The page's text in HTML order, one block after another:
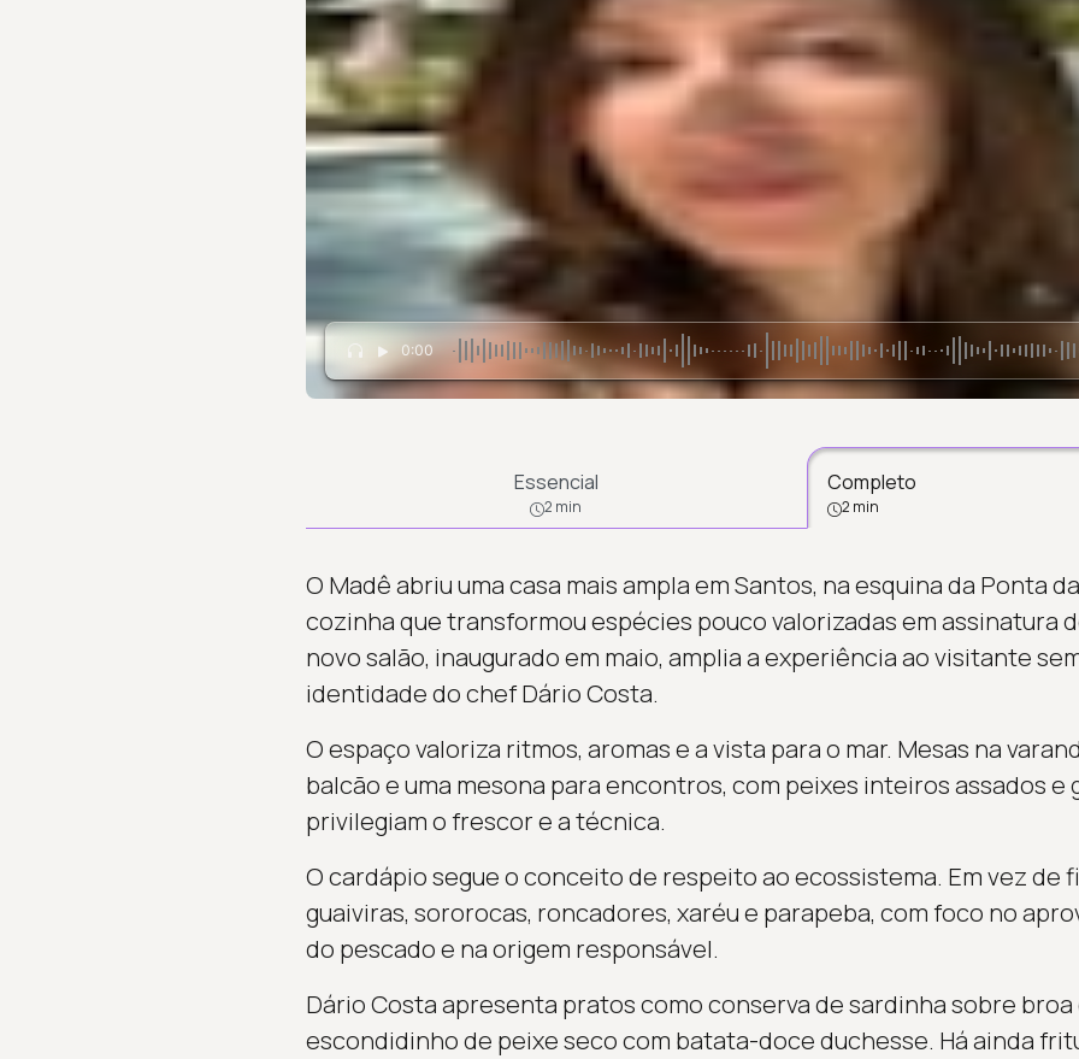
0:00
Essencial
2 min
Completo
2 min
O Madê abriu uma casa mais ampla em Santos, na esquina da Ponta
cozinha que transformou espécies pouco valorizadas em assinatura
novo salão, inaugurado em maio, amplia a experiência ao visitante
identidade do chef Dário Costa.
O espaço valoriza ritmos, aromas e a vista para o mar. Mesas na
balcão e uma mesona para encontros, com peixes inteiros assados e
privilegiam o frescor e a técnica.
O cardápio segue o conceito de respeito ao ecossistema. Em vez de
guaiviras, sororocas, roncadores, xaréu e parapeba, com foco no
do pescado e na origem responsável.
Dário Costa apresenta pratos como conserva de sardinha sobre broa
escondidinho de peixe seco com batata-doce duchesse. Há ainda